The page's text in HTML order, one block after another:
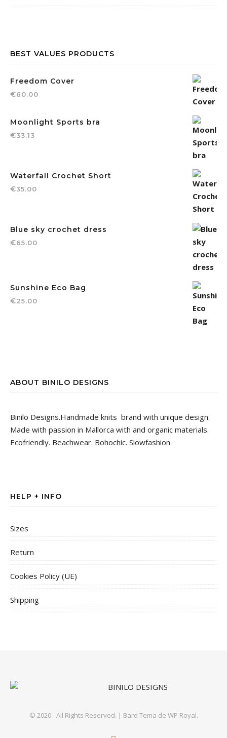
BEST VALUES PRODUCTS
Freedom Cover
€60.00
Moonlight Sports bra
€33.13
Waterfall Crochet Short
€35.00
Blue sky crochet dress
€65.00
Sunshine Eco Bag
€25.00
ABOUT BINILO DESIGNS
Binilo Designs.Handmade knits brand with unique design.
Made with passion in Mallorca with and organic materials.
Ecofriendly. Beachwear. Bohochic. Slowfashion
HELP + INFO
Sizes
Return
Cookies Policy (UE)
Shipping
© 2020 - All Rights Reserved. | Bard Tema de WP Royal.